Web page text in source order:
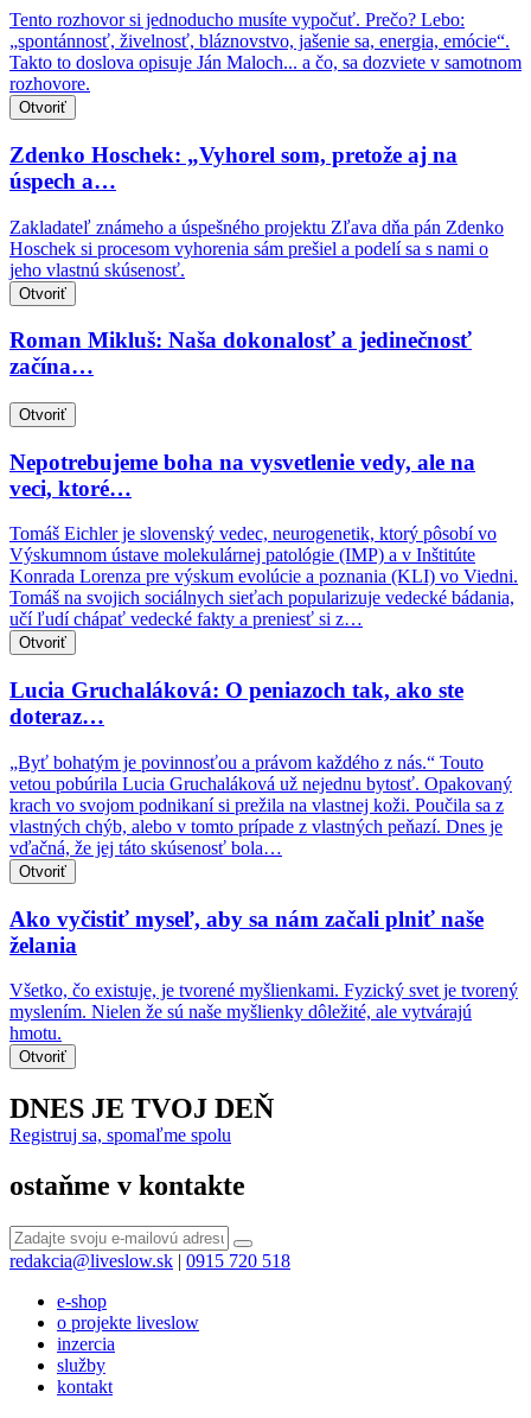
Tento rozhovor si jednoducho musíte vypočuť. Prečo? Lebo:
„spontánnosť, živelnosť, bláznovstvo, jašenie sa, energia, emócie“.
Takto to doslova opisuje Ján Maloch... a čo, sa dozviete v samotnom
rozhovore.
Otvoriť
Zdenko Hoschek: „Vyhorel som, pretože aj na
úspech a…
Zakladateľ známeho a úspešného projektu Zľava dňa pán Zdenko
Hoschek si procesom vyhorenia sám prešiel a podelí sa s nami o
jeho vlastnú skúsenosť.
Otvoriť
Roman Mikluš: Naša dokonalosť a jedinečnosť
začína…
Otvoriť
Nepotrebujeme boha na vysvetlenie vedy, ale na
veci, ktoré…
Tomáš Eichler je slovenský vedec, neurogenetik, ktorý pôsobí vo
Výskumnom ústave molekulárnej patológie (IMP) a v Inštitúte
Konrada Lorenza pre výskum evolúcie a poznania (KLI) vo Viedni.
Tomáš na svojich sociálnych sieťach popularizuje vedecké bádania,
učí ľudí chápať vedecké fakty a preniesť si z…
Otvoriť
Lucia Gruchaláková: O peniazoch tak, ako ste
doteraz…
„Byť bohatým je povinnosťou a právom každého z nás.“ Touto
vetou pobúrila Lucia Gruchaláková už nejednu bytosť. Opakovaný
krach vo svojom podnikaní si prežila na vlastnej koži. Poučila sa z
vlastných chýb, alebo v tomto prípade z vlastných peňazí. Dnes je
vďačná, že jej táto skúsenosť bola…
Otvoriť
Ako vyčistiť myseľ, aby sa nám začali plniť naše
želania
Všetko, čo existuje, je tvorené myšlienkami. Fyzický svet je tvorený
myslením. Nielen že sú naše myšlienky dôležité, ale vytvárajú
hmotu.
Otvoriť
DNES JE TVOJ DEŇ
Registruj sa, spomaľme spolu
ostaňme v kontakte
redakcia@liveslow.sk | 0915 720 518
e-shop
o projekte liveslow
inzercia
služby
kontakt